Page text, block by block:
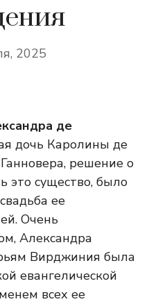
2025
де
дочь Каролины де
решение о
это существо, было
ее
Очень
Александра
Вирджиния была
евангелической
всех ее